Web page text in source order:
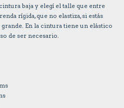
baja y elegí el talle que entre
rígida, que no elastiza, si estás
En la cintura tiene un elástico
de ser necesario.